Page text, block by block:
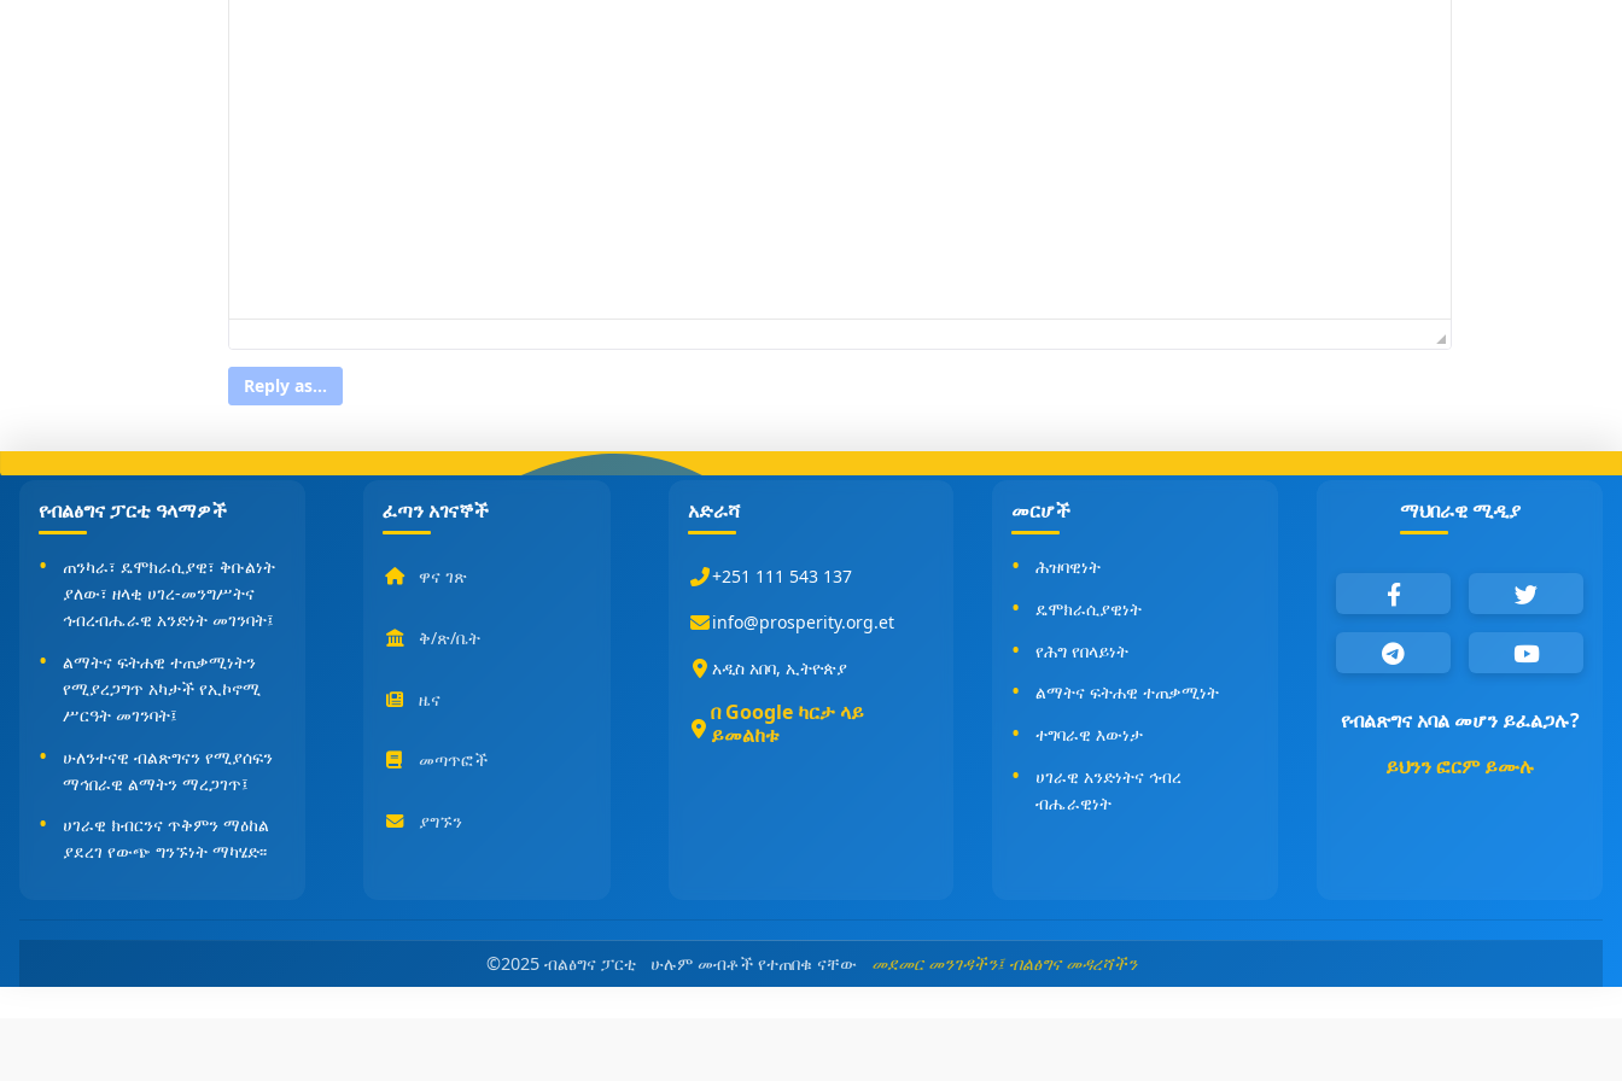
Reply as...
የብልፅግና ፓርቲ ዓላማዎች
ጠንካራ፣ ዴሞክራሲያዊ፣ ቅቡልነት
ያለው፣ ዘላቂ ሀገረ-መንግሥትና
ኅብረብሔራዊ አንድነት መገንባት፤
ልማትና ፍትሐዊ ተጠቃሚነትን
የሚያረጋግጥ አካታች የኢኮኖሚ
ሥርዓት መገንባት፤
ሁለንተናዊ ብልጽግናን የሚያሰፍን
ማኅበራዊ ልማትን ማረጋገጥ፤
ሀገራዊ ክብርንና ጥቅምን ማዕከል
ያደረገ የውጭ ግንኙነት ማካሄድ፡፡
ፈጣን አገናኞች
ዋና ገጽ
ቅ/ጽ/ቤት
ዜና
መጣጥፎች
ያግኙን
አድራሻ
+251 111 543 137
info@prosperity.org.et
አዲስ አበባ, ኢትዮጵያ
በ Google ካርታ ላይ
ይመልከቱ
መርሆች
ሕዝባዊነት
ዴሞክራሲያዊነት
የሕግ የበላይነት
ልማትና ፍትሐዊ ተጠቃሚነት
ተግባራዊ እውነታ
ሀገራዊ አንድነትና ኅብረ
ብሔራዊነት
ማህበራዊ ሚዲያ
የብልጽግና አባል መሆን ይፈልጋሉ?
ይህንን ፎርም ይሙሉ
©2025 ብልፅግና ፓርቲ ሁሉም መብቶች የተጠበቁ ናቸው መደመር መንገዳችን፤ ብልፅግና መዳረሻችን